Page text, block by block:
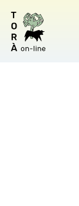
ID de foto no vàlid